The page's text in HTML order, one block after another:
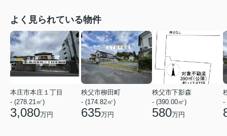
よく見られている物件
本庄市本庄１丁目
- (278.21㎡)
3,080万円
秩父市柳田町
- (174.82㎡)
635万円
秩父市下影森
- (390.00㎡)
580万円
-